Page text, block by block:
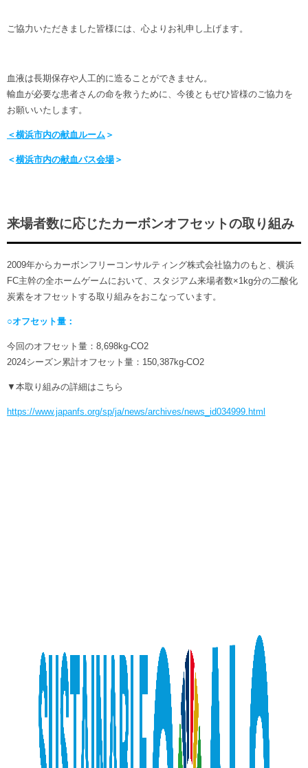
ご協力いただきました皆様には、心よりお礼申し上げます。
血液は長期保存や人工的に造ることができません。
輸血が必要な患者さんの命を救うために、今後ともぜひ皆様のご協力を
お願いいたします。
＜横浜市内の献血ルーム ＞
＜横浜市内の献血バス会場＞
来場者数に応じたカーボンオフセットの取り組み
2009年からカーボンフリーコンサルティング株式会社協力のもと、横浜
FC主幹の全ホームゲームにおいて、スタジアム来場者数×1kg分の二酸化
炭素をオフセットする取り組みをおこなっています。
○オフセット量：
今回のオフセット量：8,698kg-CO2
2024シーズン累計オフセット量：150,387kg-CO2
▼本取り組みの詳細はこちら
https://www.japanfs.org/sp/ja/news/archives/news_id034999.html